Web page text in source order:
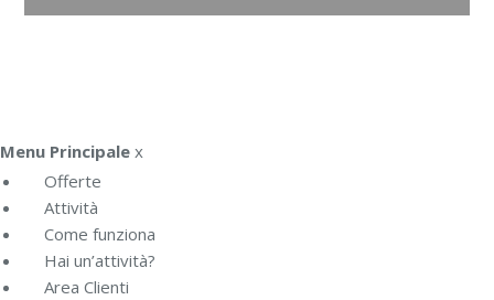
Menu Principale x
Offerte
Attività
Come funziona
Hai un’attività?
Area Clienti